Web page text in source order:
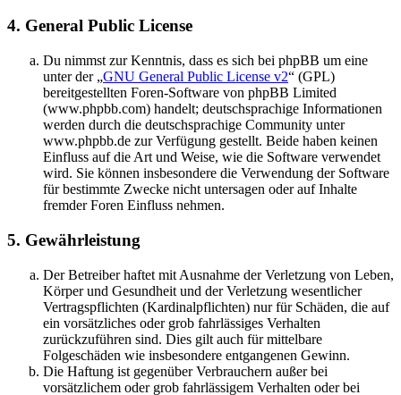
4. General Public License
Du nimmst zur Kenntnis, dass es sich bei phpBB um eine
unter der „GNU General Public License v2“ (GPL)
bereitgestellten Foren-Software von phpBB Limited
(www.phpbb.com) handelt; deutschsprachige Informationen
werden durch die deutschsprachige Community unter
www.phpbb.de zur Verfügung gestellt. Beide haben keinen
Einfluss auf die Art und Weise, wie die Software verwendet
wird. Sie können insbesondere die Verwendung der Software
für bestimmte Zwecke nicht untersagen oder auf Inhalte
fremder Foren Einfluss nehmen.
5. Gewährleistung
Der Betreiber haftet mit Ausnahme der Verletzung von Leben,
Körper und Gesundheit und der Verletzung wesentlicher
Vertragspflichten (Kardinalpflichten) nur für Schäden, die auf
ein vorsätzliches oder grob fahrlässiges Verhalten
zurückzuführen sind. Dies gilt auch für mittelbare
Folgeschäden wie insbesondere entgangenen Gewinn.
Die Haftung ist gegenüber Verbrauchern außer bei
vorsätzlichem oder grob fahrlässigem Verhalten oder bei